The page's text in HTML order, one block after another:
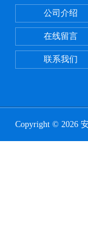
公司介绍
在线留言
联系我们
Copyright © 2026